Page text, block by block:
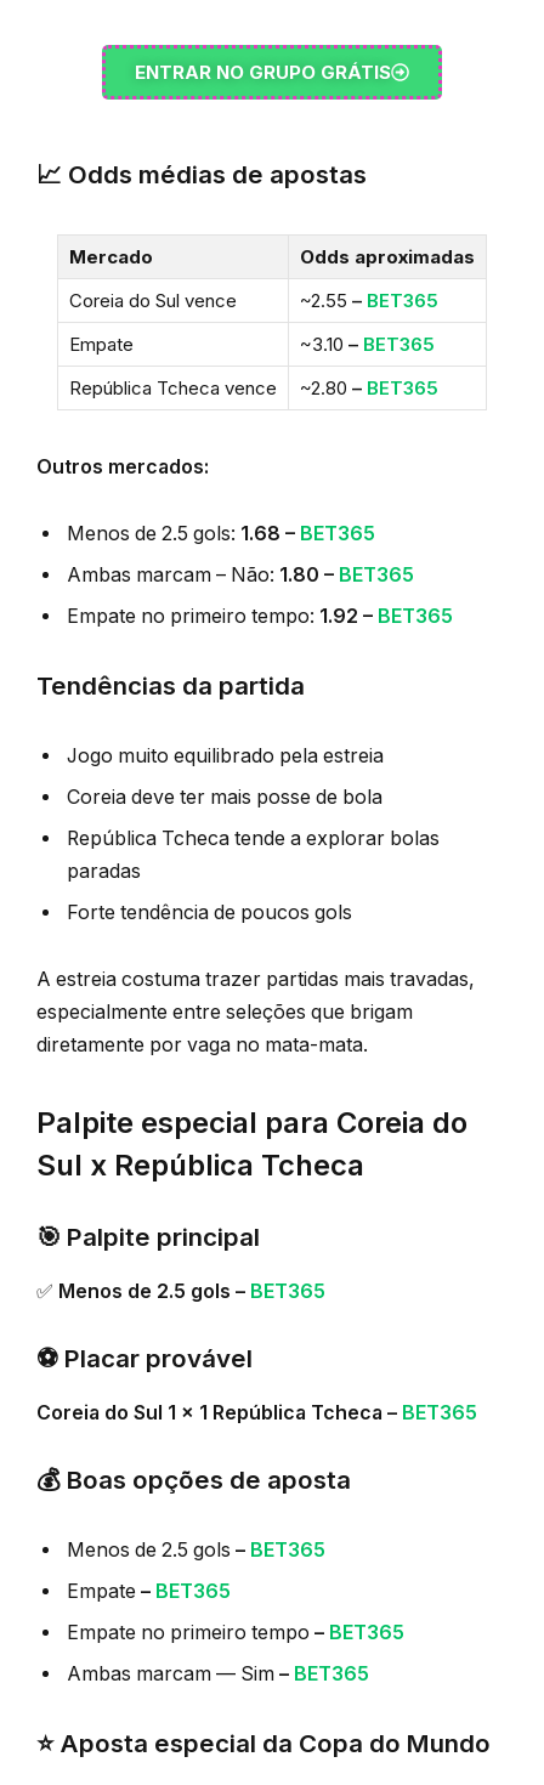
ENTRAR NO GRUPO GRÁTIS
📈 Odds médias de apostas
Mercado
Odds aproximadas
Coreia do Sul vence
~2.55 – BET365
Empate
~3.10 – BET365
República Tcheca vence
~2.80 – BET365
Outros mercados:
Menos de 2.5 gols: 1.68 – BET365
Ambas marcam – Não: 1.80 – BET365
Empate no primeiro tempo: 1.92 – BET365
Tendências da partida
Jogo muito equilibrado pela estreia
Coreia deve ter mais posse de bola
República Tcheca tende a explorar bolas
paradas
Forte tendência de poucos gols
A estreia costuma trazer partidas mais travadas,
especialmente entre seleções que brigam
diretamente por vaga no mata-mata.
Palpite especial para Coreia do
Sul x República Tcheca
🎯 Palpite principal
✅ Menos de 2.5 gols – BET365
⚽ Placar provável
Coreia do Sul 1 x 1 República Tcheca – BET365
💰 Boas opções de aposta
Menos de 2.5 gols – BET365
Empate – BET365
Empate no primeiro tempo – BET365
Ambas marcam — Sim – BET365
⭐ Aposta especial da Copa do Mundo